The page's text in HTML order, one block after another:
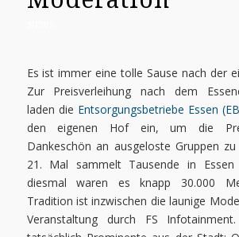
Es ist immer eine tolle Sause nach der
Zur Preisverleihung nach dem
laden die Entsorgungsbetriebe Essen
den eigenen Hof ein, um die
Dankeschön an ausgeloste Gruppen
21. Mal sammelt Tausende in
diesmal waren es knapp 30.000
Tradition ist inzwischen die launige
Veranstaltung durch FS